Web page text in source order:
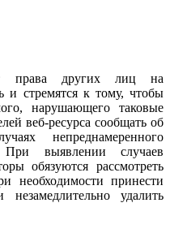
права других лиц на
и стремятся к тому, чтобы
нарушающего таковые
веб-ресурса сообщать об
непреднамеренного
выявлении случаев
обязуются рассмотреть
необходимости принести
удалить